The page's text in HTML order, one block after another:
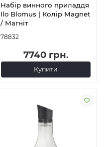
Набір винного приладдя
Ilo Blomus | Колір Magnet
/ Магніт
78832
7740 грн.
Купити